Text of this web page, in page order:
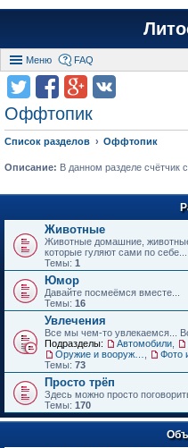
Меню FAQ
Оффтопик
Список разделов Оффтопик
Описание: В данном разделе
Животные
Животные домашние,
которые гуляют сами по себе...
Темы: 1
Юмор
Давайте посмеёмся вместе...
Темы: 16
Увлечения
Все мы чем-то увлекаемся...
Подразделы:
Автомобили
Фото
Темы: 73
Просто трёп
Здесь можно просто
Темы: 170